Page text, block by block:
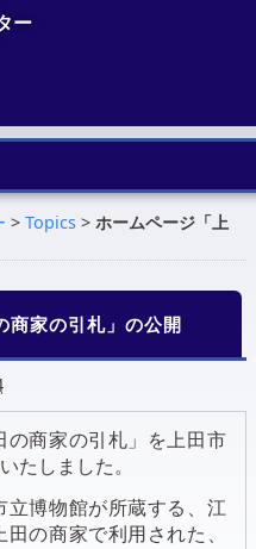
ー
> Topics > ホームページ「上
商家の引札」の公開
の商家の引札」を上田市
たしました。
立博物館が所蔵する、江
の商家で利用された、